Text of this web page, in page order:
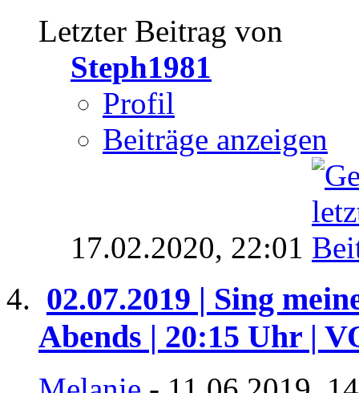
Letzter Beitrag von
Steph1981
Profil
Beiträge anzeigen
17.02.2020, 22:01
02.07.2019 | Sing
Abends | 20:15 Uhr |